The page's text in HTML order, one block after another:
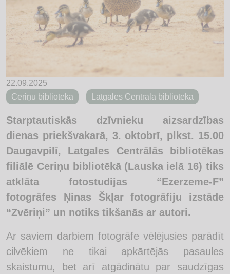
22.09.2025
Ceriņu bibliotēka
Latgales Centrālā bibliotēka
Starptautiskās dzīvnieku aizsardzības
dienas priekšvakarā, 3. oktobrī, plkst. 15.00
Daugavpilī, Latgales Centrālās bibliotēkas
filiālē Ceriņu bibliotēkā (Lauska ielā 16) tiks
atklāta fotostudijas “Ezerzeme-F”
fotogrāfes Ņinas Škļar fotogrāfiju izstāde
“Zvēriņi” un notiks tikšanās ar autori.
Ar saviem darbiem fotogrāfe vēlējusies parādīt
cilvēkiem ne tikai apkārtējās pasaules
skaistumu, bet arī atgādinātu par saudzīgas